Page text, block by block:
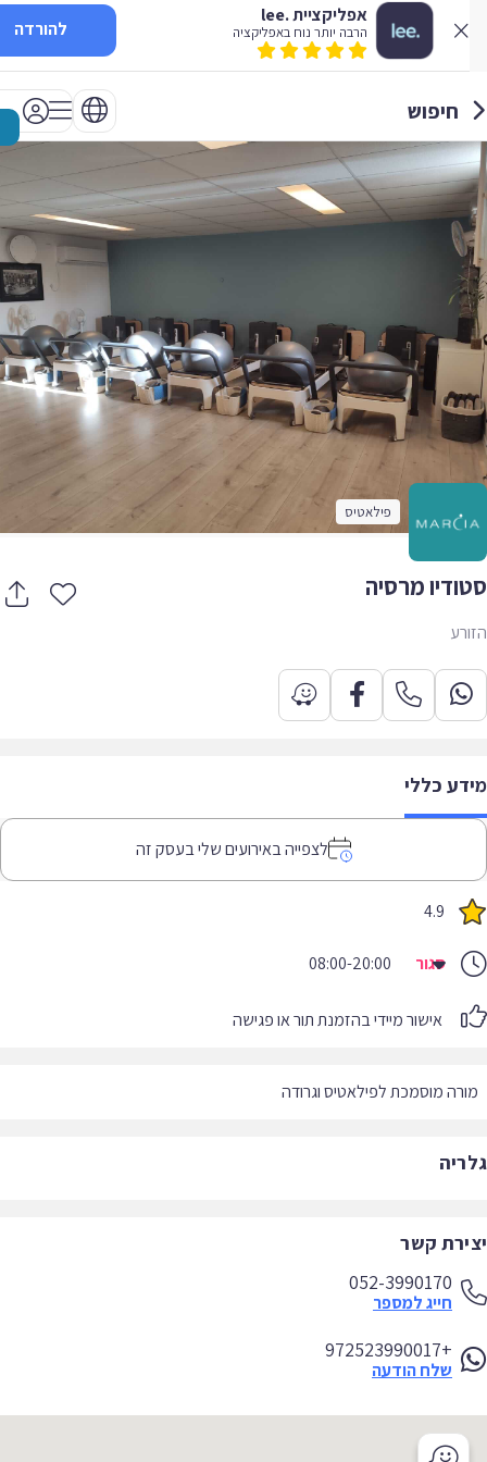
אפליקציית .lee
הרבה יותר נוח באפליקציה להורדה
חיפוש
פילאטיס
מרסיה
כללי
לצפייה באירועים שלי בעסק זה
4.9
סגור 08:00-20:00
אישור מיידי בהזמנת תור או פגישה
מוסמכת לפילאטיס וגרודה
קשר
052-3990170
חייג למספר
+972523990017
שלח הודעה